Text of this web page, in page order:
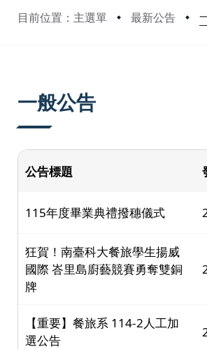
目前位置：主選單 最新公告
一般公告
公告標題
115年度畢業典禮撥穗儀式
狂賀！南臺科大餐旅學生揚威
國際 峇里島廚藝競賽勇奪雙銅
牌
【重要】餐旅系 114-2人工加
選公告